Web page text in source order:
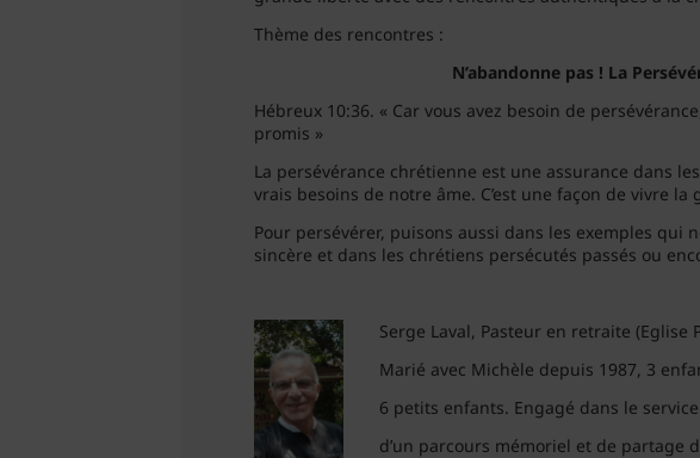
Thème des rencontres :
N’abandonne pas ! La
Hébreux 10:36. « Car vous avez besoin de
promis »
La persévérance chrétienne est une assurance dans
vrais besoins de notre âme. C’est une façon de vivre
Pour persévérer, puisons aussi dans les exemples
sincère et dans les chrétiens persécutés passés ou
Serge Laval, Pasteur en retraite (Eglise
Marié avec Michèle depuis 1987, 3
6 petits enfants. Engagé dans le
d’un parcours mémoriel et de partage